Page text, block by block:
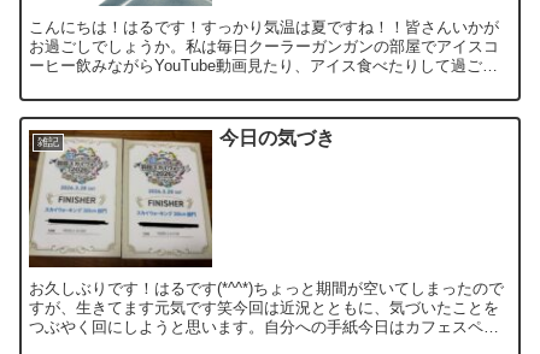
こんにちは！はるです！すっかり気温は夏ですね！！皆さんいかが
お過ごしでしょうか。私は毎日クーラーガンガンの部屋でアイスコ
ーヒー飲みながらYouTube動画見たり、アイス食べたりして過ごし
雑記 今日の気づき
お久しぶりです！はるです(*^^*)ちょっと期間が空いてしまったので
すが、生きてます元気です笑今回は近況とともに、気づいたことを
つぶやく回にしようと思います。自分への手紙今日はカフェスペー